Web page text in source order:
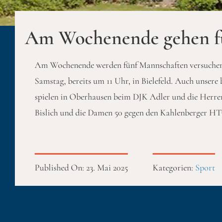
Am Wochenende gehen
Am Wochenende werden fünf Mannschaften
Samstag, bereits um 11 Uhr, in Bielefeld. Auch
spielen in Oberhausen beim DJK Adler und die
Bislich und die Damen 50 gegen den Kahlenberger
Published On: 23. Mai 2025 Kategorien: Sport